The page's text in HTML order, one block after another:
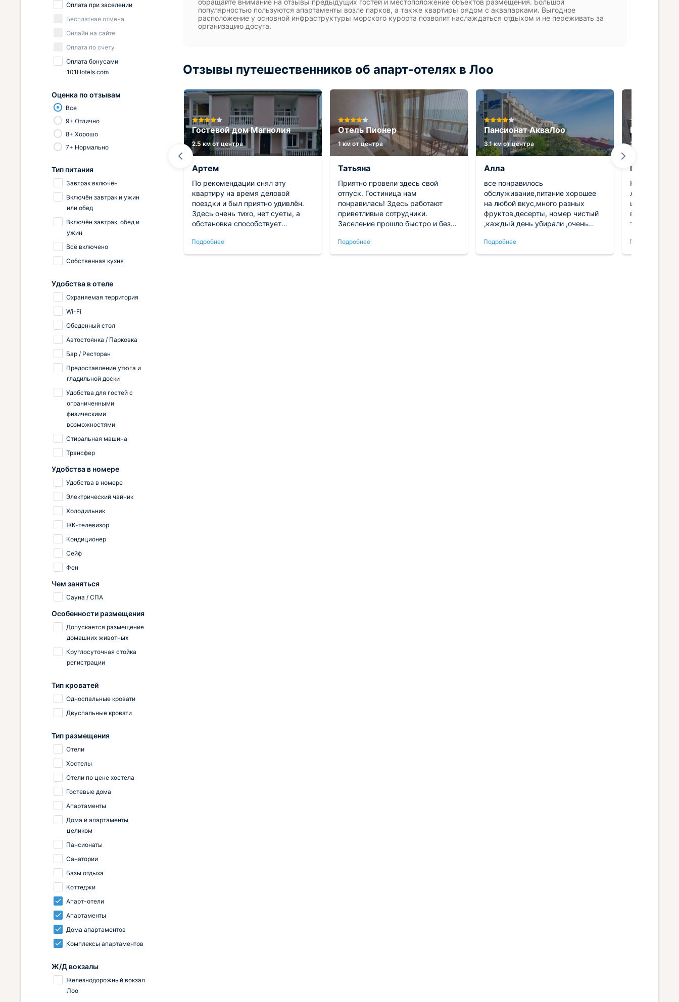
обращайте внимание на отзывы предыдущих гостей и местоположение объектов размещения. Большой
популярностью пользуются апартаменты возле парков, а также квартиры рядом с аквапарками. Выгодное
расположение у основной инфраструктуры морского курорта позволит наслаждаться отдыхом и не переживать за
организацию досуга.
Отзывы путешественников об апарт-отелях в Лоо
Гостевой дом Место под
Солнцем
0.7 км от центра
Наталья
Вид на море круглосуточно Под
окнами нет кафе - потому только
звуки моря и отдыхаюих, но так
как то начало пляжа - то
отдыхающих не много
Подробнее
Гостевой дом Магнолия
2.5 км от центра
Артем
По рекомендации снял эту
квартиру на время деловой
поездки и был приятно удивлён.
Здесь очень тихо, нет суеты, а
обстановка способствует
работы удавалось хорошо
выспаться, что для меня особенно
Подробнее
Отель Пионер
1 км от центра
Татьяна
Приятно провели здесь свой
отпуск. Гостиница нам
понравилась! Здесь работают
приветливые сотрудники.
Заселение прошло быстро и без
есть для комфорта. Постельное
чистое, принадлежности для душа
Подробнее
Пансионат АкваЛоо
3.1 км от центра
Алла
все понравилось
обслуживание,питание хорошее
на любой вкус,много разных
фруктов,десерты, номер чистый
,каждый день убирали ,очень
разных бассейнов,сауна ,джвкузи
Подробнее
Гостевой
3.1 км от
Юля
Классный
локацией. В
и
всё, что
техника и
во время
заметили!
Подробнее
Оплата при заселении
Бесплатная отмена
Онлайн на сайте
Оплата по счету
Оплата бонусами
101Hotels.com
Оценка по отзывам
Все
9+ Отлично
8+ Хорошо
7+ Нормально
Тип питания
Завтрак включён
Включён завтрак и ужин
или обед
Включён завтрак, обед и
ужин
Всё включено
Собственная кухня
Удобства в отеле
Охраняемая территория
Wi-Fi
Обеденный стол
Автостоянка / Парковка
Бар / Ресторан
Предоставление утюга и
гладильной доски
Удобства для гостей с
ограниченными
физическими
возможностями
Стиральная машина
Трансфер
Удобства в номере
Удобства в номере
Электрический чайник
Холодильник
ЖК-телевизор
Кондиционер
Сейф
Фен
Чем заняться
Сауна / СПА
Особенности размещения
Допускается размещение
домашних животных
Круглосуточная стойка
регистрации
Тип кроватей
Односпальные кровати
Двуспальные кровати
Тип размещения
Отели
Хостелы
Отели по цене хостела
Гостевые дома
Апартаменты
Дома и апартаменты
целиком
Пансионаты
Санатории
Базы отдыха
Коттеджи
Апарт-отели
Апартаменты
Дома апартаментов
Комплексы апартаментов
Ж/Д вокзалы
Железнодорожный вокзал
Лоо